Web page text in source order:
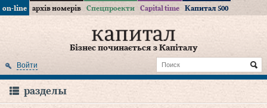
on-line архів номерів Спецпроекти Capital time Капитал 500
Бізнес починається з Капіталу
Войти
разделы